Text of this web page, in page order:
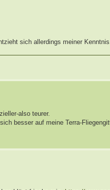
sich allerdings meiner
also teurer.
besser auf meine Terra-